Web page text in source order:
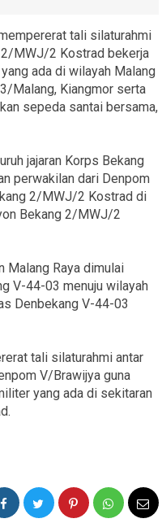
tali silaturahmi
2/MWJ/2 Kostrad bekerja
ada di wilayah Malang
Malang, Kiangmor serta
sepeda santai bersama,
jajaran Korps Bekang
perwakilan dari Denpom
2/MWJ/2 Kostrad di
Bekang 2/MWJ/2
Malang Raya dimulai
V-44-03 menuju wilayah
Denbekang V-44-03
tali silaturahmi antar
V/Brawijya guna
yang ada di sekitaran